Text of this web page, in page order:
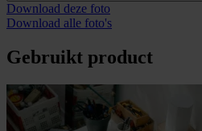
Download deze foto
Download alle foto's
Gebruikt product